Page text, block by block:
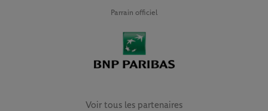
Parrain officiel
Voir tous les partenaires